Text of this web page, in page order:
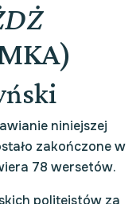
niniejszej
zakończone w
78 wersetów.
politeistów za